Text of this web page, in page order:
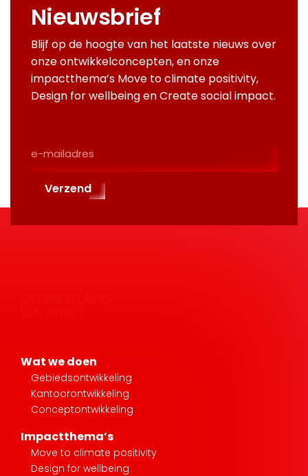
Nieuwsbrief
Blijf op de hoogte van het laatste nieuws over
onze ontwikkelconcepten, en onze
impactthema’s Move to climate positivity,
Design for wellbeing en Create social impact.
Mailadres
Verzend
Wat we doen
Gebiedsontwikkeling
Kantoorontwikkeling
Conceptontwikkeling
Impactthema’s
Move to climate positivity
Design for wellbeing